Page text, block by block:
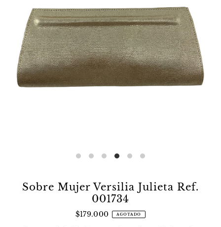
Sobre Mujer Versilia Julieta Ref.
001734
$179.000 AGOTADO